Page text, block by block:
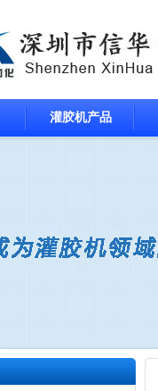
灌胶机产品